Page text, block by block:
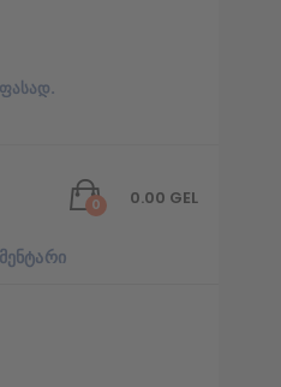
0 0.00 GEL